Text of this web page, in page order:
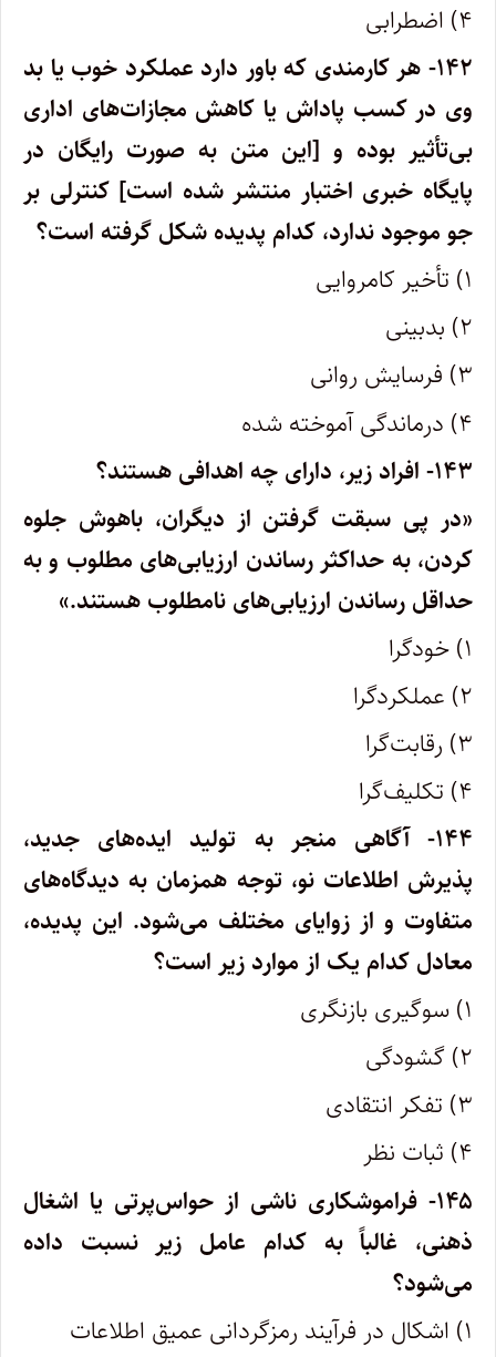
۴) اضطرابی
۱۴۲- هر کارمندی که باور دارد عملکرد خوب یا بد
وی در کسب پاداش یا کاهش مجازات‌های اداری
بی‌تأثیر بوده و [این متن به صورت رایگان در
پایگاه خبری اختبار منتشر شده است] کنترلی بر
جو موجود ندارد، کدام پدیده شکل گرفته است؟
۱) تأخیر کامروایی
۲) بدبینی
۳) فرسایش روانی
۴) درماندگی آموخته‌ شده
۱۴۳- افراد زیر، دارای چه اهدافی هستند؟
«در پی سبقت گرفتن از دیگران، باهوش جلوه
کردن، به حداکثر رساندن ارزیابی‌های مطلوب و به
حداقل رساندن ارزیابی‌های نامطلوب هستند.»
۱) خودگرا
۲) عملکردگرا
۳) رقابت‌گرا
۴) تکلیف‌گرا
۱۴۴- آگاهی منجر به تولید ایده‌های جدید،
پذیرش اطلاعات نو، توجه همزمان به دیدگاه‌های
متفاوت و از زوایای مختلف می‌شود. این پدیده،
معادل کدام یک از موارد زیر است؟
۱) سوگیری بازنگری
۲) گشودگی
۳) تفکر انتقادی
۴) ثبات نظر
۱۴۵- فراموشکاری ناشی از حواس‌پرتی یا اشغال‌
ذهنی، غالباً به کدام عامل زیر نسبت داده
می‌شود؟
۱) اشکال در فرآیند رمزگردانی عمیق اطلاعات